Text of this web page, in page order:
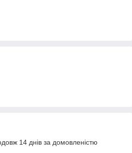
14 днів за домовленістю